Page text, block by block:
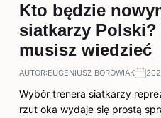
Kto będzie
siatkarzy
musisz wiedzieć
AUTOR:EUGENIUSZ BOROWIAK
Wybór trenera siatkarzy
rzut oka wydaje się prostą